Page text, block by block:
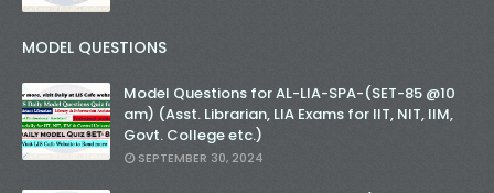
MODEL QUESTIONS
Model Questions for AL-LIA-SPA-(SET-85 @10
am) (Asst. Librarian, LIA Exams for IIT, NIT, IIM,
Govt. College etc.)
SEPTEMBER 30, 2024